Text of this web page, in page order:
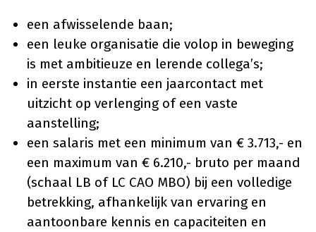
een afwisselende baan;
een leuke organisatie die volop in beweging
is met ambitieuze en lerende collega’s;
in eerste instantie een jaarcontact met
uitzicht op verlenging of een vaste
aanstelling;
een salaris met een minimum van € 3.713,- en
een maximum van € 6.210,- bruto per maand
(schaal LB of LC CAO MBO) bij een volledige
betrekking, afhankelijk van ervaring en
aantoonbare kennis en capaciteiten en